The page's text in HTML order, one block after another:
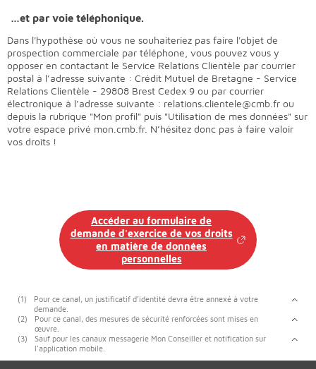
…et par voie téléphonique.
Dans l'hypothèse où vous ne souhaiteriez pas faire l'objet de
prospection commerciale par téléphone, vous pouvez vous y
opposer en contactant le Service Relations Clientèle par courrier
postal à l’adresse suivante : Crédit Mutuel de Bretagne - Service
Relations Clientèle - 29808 Brest Cedex 9 ou par courrier
électronique à l’adresse suivante : relations.clientele@cmb.fr ou
depuis la rubrique "Mon profil" puis "Utilisation de mes données" sur
votre espace privé mon.cmb.fr. N’hésitez donc pas à faire valoir
vos droits !
Accéder au formulaire de
demande d'exercice de vos droits
en matière de données
personnelles
(1)
Pour ce canal, un justificatif d’identité devra être annexé à votre
demande.
(2)
Pour ce canal, des mesures de sécurité renforcées sont mises en
œuvre.
(3)
Sauf pour les canaux messagerie Mon Conseiller et notification sur
l'application mobile.